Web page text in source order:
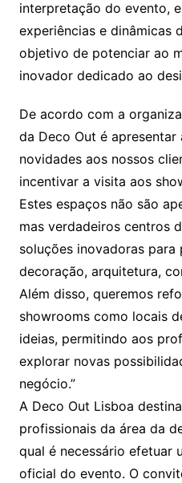
interpretação do evento,
experiências e dinâmicas
objetivo de potenciar ao
inovador dedicado ao
De acordo com a
da Deco Out é apresentar
novidades aos nossos
incentivar a visita aos
Estes espaços não são
mas verdadeiros centros
soluções inovadoras para
decoração, arquitetura,
Além disso, queremos
showrooms como locais
ideias, permitindo aos
explorar novas
negócio.”
A Deco Out Lisboa
profissionais da área da
qual é necessário efetuar
oficial do evento. O